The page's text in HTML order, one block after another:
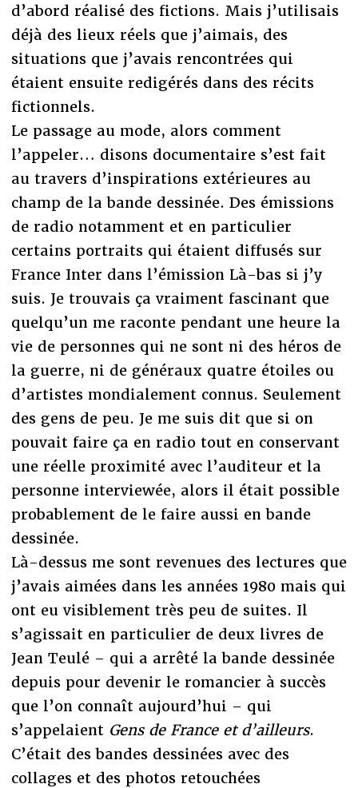
d’abord réalisé des fictions. Mais j’utilisais
déjà des lieux réels que j’aimais, des
situations que j’avais rencontrées qui
étaient ensuite redigérés dans des récits
fictionnels.
Le passage au mode, alors comment
l’appeler… disons documentaire s’est fait
au travers d’inspirations extérieures au
champ de la bande dessinée. Des émissions
de radio notamment et en particulier
certains portraits qui étaient diffusés sur
France Inter dans l’émission Là-bas si j’y
suis. Je trouvais ça vraiment fascinant que
quelqu’un me raconte pendant une heure la
vie de personnes qui ne sont ni des héros de
la guerre, ni de généraux quatre étoiles ou
d’artistes mondialement connus. Seulement
des gens de peu. Je me suis dit que si on
pouvait faire ça en radio tout en conservant
une réelle proximité avec l’auditeur et la
personne interviewée, alors il était possible
probablement de le faire aussi en bande
dessinée.
Là-dessus me sont revenues des lectures que
j’avais aimées dans les années 1980 mais qui
ont eu visiblement très peu de suites. Il
s’agissait en particulier de deux livres de
Jean Teulé – qui a arrêté la bande dessinée
depuis pour devenir le romancier à succès
que l’on connaît aujourd’hui – qui
s’appelaient Gens de France et d’ailleurs.
C’était des bandes dessinées avec des
collages et des photos retouchées